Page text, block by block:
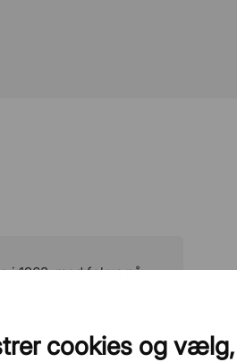
cookies og
i 1963, med fokus på
eksempler fra